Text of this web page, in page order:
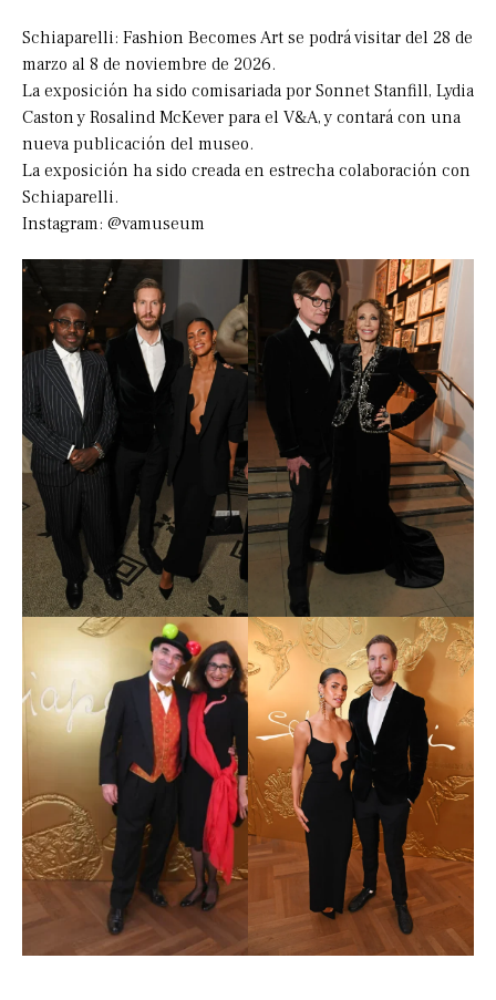
Schiaparelli: Fashion Becomes Art se podrá visitar del 28 de
marzo al 8 de noviembre de 2026.
La exposición ha sido comisariada por Sonnet Stanfill, Lydia
Caston y Rosalind McKever para el V&A, y contará con una
nueva publicación del museo.
La exposición ha sido creada en estrecha colaboración con
Schiaparelli.
Instagram: @vamuseum